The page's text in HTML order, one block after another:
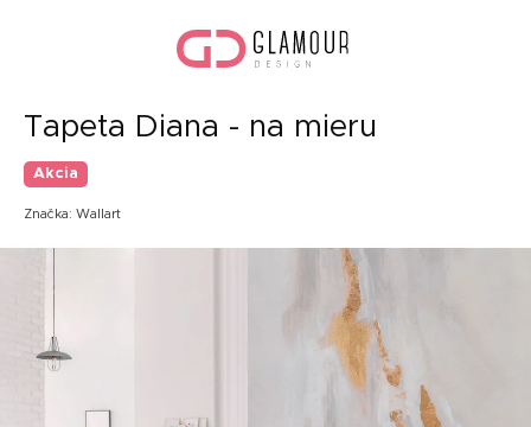
Tapeta Diana - na mieru
Akcia
Značka: Wallart